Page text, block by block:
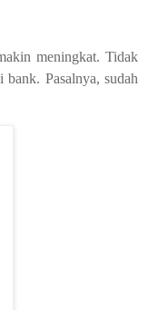
meningkat. Tidak
Pasalnya, sudah